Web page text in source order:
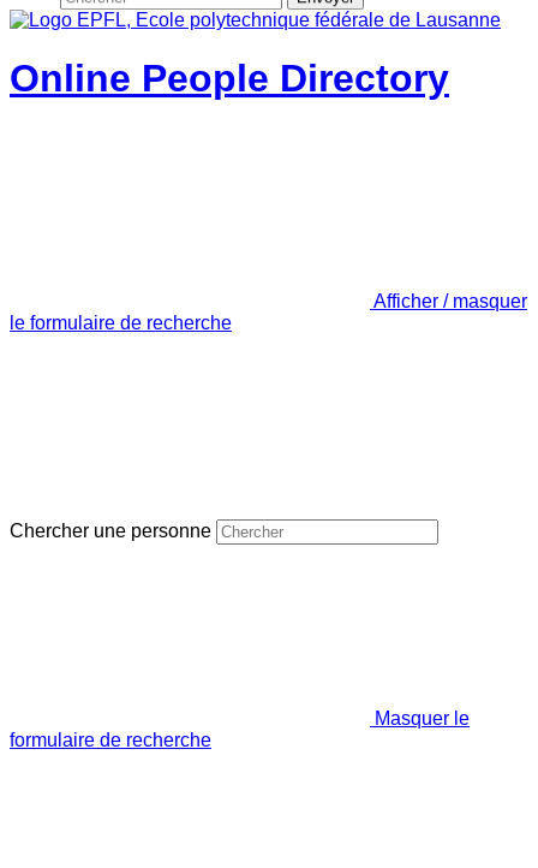
Online People Directory
Afficher / masquer
le formulaire de recherche
Chercher une personne
Masquer le
formulaire de recherche